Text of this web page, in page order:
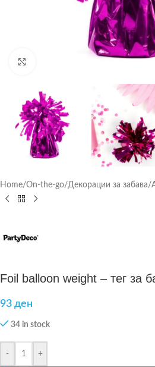
Home/On-the-go/Декорации за забава/
Foil balloon weight – тег за
93 ден
34 in stock
- +